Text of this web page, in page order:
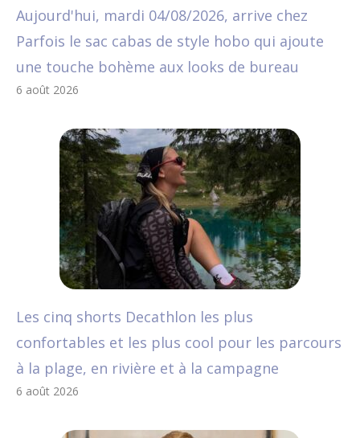
Aujourd'hui, mardi 04/08/2026, arrive chez
Parfois le sac cabas de style hobo qui ajoute
une touche bohème aux looks de bureau
6 août 2026
Les cinq shorts Decathlon les plus
confortables et les plus cool pour les parcours
à la plage, en rivière et à la campagne
6 août 2026